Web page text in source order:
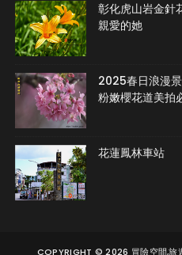
彰化虎山岩金針
親愛的她
2025春日浪漫
粉嫩櫻花道美拍
花蓮鳳林車站
COPYRIGHT ©2026 冒險空間,旅